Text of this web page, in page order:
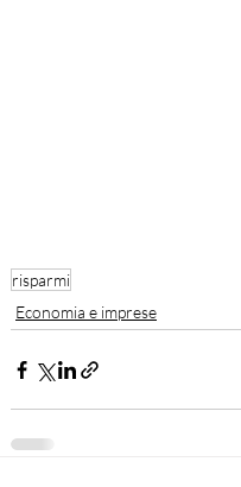
risparmi
Economia e imprese